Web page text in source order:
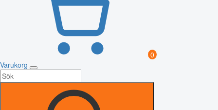
0
Varukorg